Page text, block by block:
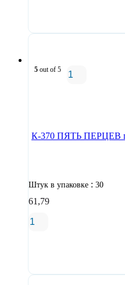
5 out of 5
К-370 ПЯТЬ ПЕРЦЕВ
Штук в упаковке : 30
61,79